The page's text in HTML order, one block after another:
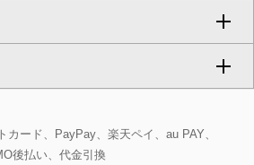
ミソール
ジー
ット
ト
ース
・スヌード
ー
グル
ュ
ワー
カード、PayPay、楽天ペイ、au PAY、
後払い、代金引換